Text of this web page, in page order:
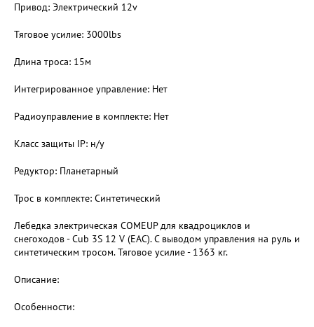
Привод: Электрический 12v
Тяговое усилие: 3000lbs
Длина троса: 15м
Интегрированное управление: Нет
Радиоуправление в комплекте: Нет
Класс защиты IP: н/у
Редуктор: Планетарный
Трос в комплекте: Синтетический
Лебедка электрическая COMEUP для квадроциклов и
снегоходов - Cub 3S 12 V (EAC). С выводом управления на руль и
синтетическим тросом. Тяговое усилие - 1363 кг.
Описание:
Особенности: